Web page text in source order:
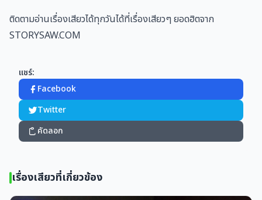
ติดตามอ่านเรื่องเสียวได้ทุกวันได้ที่เรื่องเสียวๆ ยอดฮิตจาก
STORYSAW.COM
แชร์:
Facebook
Twitter
คัดลอก
เรื่องเสียวที่เกี่ยวข้อง